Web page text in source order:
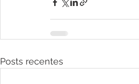
Posts recentes